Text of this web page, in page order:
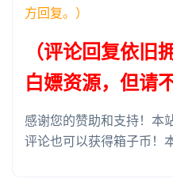
方回复。）
（评论回复依旧
白嫖资源，但请
感谢您的赞助和支持！本
评论也可以获得箱子币！